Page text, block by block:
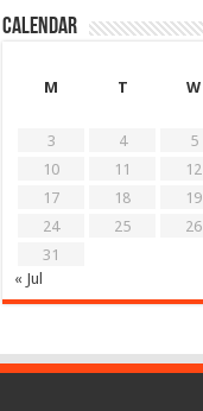
Calendar
M
T W
3
4 5
10
11 12
17
18 19
24
25 26
31
« Jul